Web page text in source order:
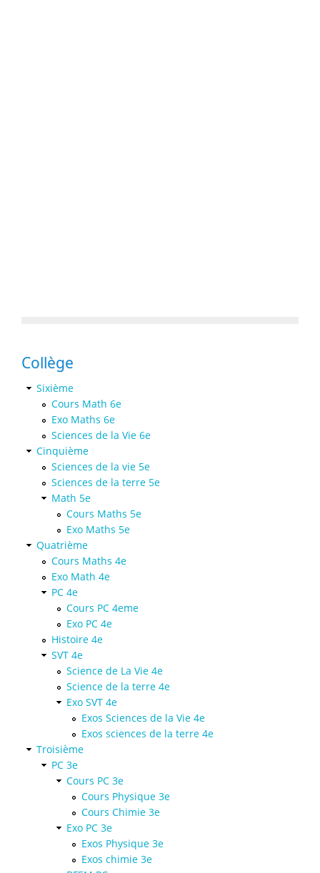
Collège
Sixième
Cours Math 6e
Exo Maths 6e
Sciences de la Vie 6e
Cinquième
Sciences de la vie 5e
Sciences de la terre 5e
Math 5e
Cours Maths 5e
Exo Maths 5e
Quatrième
Cours Maths 4e
Exo Math 4e
PC 4e
Cours PC 4eme
Exo PC 4e
Histoire 4e
SVT 4e
Science de La Vie 4e
Science de la terre 4e
Exo SVT 4e
Exos Sciences de la Vie 4e
Exos sciences de la terre 4e
Troisième
PC 3e
Cours PC 3e
Cours Physique 3e
Cours Chimie 3e
Exo PC 3e
Exos Physique 3e
Exos chimie 3e